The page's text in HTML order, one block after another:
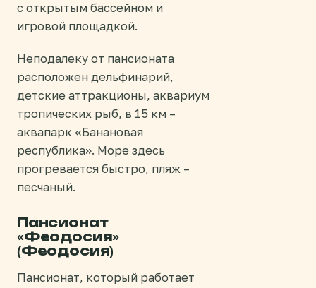
с открытым бассейном и
игровой площадкой.
Неподалеку от пансионата
расположен дельфинарий,
детские аттракционы, аквариум
тропических рыб, в 15 км –
аквапарк «Банановая
республика». Море здесь
прогревается быстро, пляж –
песчаный.
Пансионат
«Феодосия»
(Феодосия)
Пансионат, который работает